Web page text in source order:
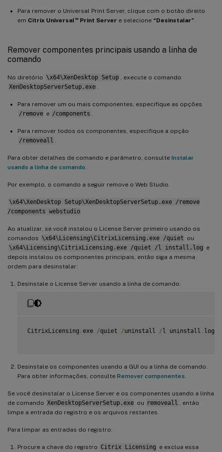
Para remover o Universal Print Server, clique com o botão direito
em Citrix Universal ™Print Server e selecione “Desinstalar”
Remover componentes principais usando a linha de
comando
No diretório \x64\XenDesktop Setup
, execute o comando
XenDesktopServerSetup.exe
Para remover um ou mais componentes, especifique as opções
/remove e /components
Para remover todos os componentes, especifique a opção
/removeall
Para obter detalhes de comando e parâmetro, consulte Instalar
usando a linha de comando
Por exemplo, o comando a seguir remove o Web Studio.
\x64\XenDesktop Setup\XenDesktopServerSetup.exe /remove
/components webstudio
Ao atualizar, se você instalou o License Server primeiro usando os
comandos \x64\Licensing\CitrixLicensing.exe /quiet ou
\x64\Licensing\CitrixLicensing.exe /quiet /l install.log e
depois instalou os componentes principais, então siga a mesma
ordem para desinstalar:
Desinstale o License Server usando a linha de comando:
CitrixLicensing . exe /quiet /uninstall /l uninstall . log
Desinstale os componentes usando a GUI ou a linha de comando.
Para obter informações, consulte Remover componentes
Se você desinstalar o License Server e os componentes usando a linha
de comando XenDesktopServerSetup.exe ou removeall
, então
limpe a entrada do registro e os arquivos restantes.
Para limpar as entradas do registro:
Procure a chave do registro Citrix Licensing e exclua essa